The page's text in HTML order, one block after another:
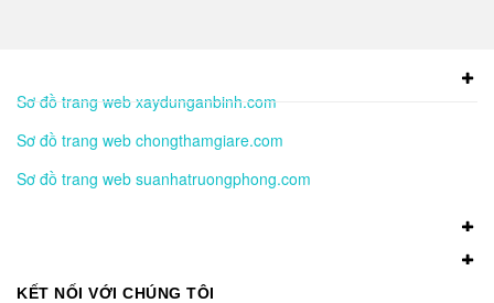
Sơ đồ trang web xaydunganbinh.com
Sơ đồ trang web chongthamgiare.com
Sơ đồ trang web suanhatruongphong.com
KẾT NỐI VỚI CHÚNG TÔI